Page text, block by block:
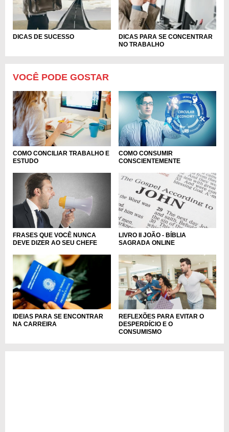
DICAS DE SUCESSO
DICAS PARA SE CONCENTRAR
NO TRABALHO
VOCÊ PODE GOSTAR
COMO CONCILIAR TRABALHO E
ESTUDO
COMO CONSUMIR
CONSCIENTEMENTE
FRASES QUE VOCÊ NUNCA
DEVE DIZER AO SEU CHEFE
LIVRO II JOÃO - BÍBLIA
SAGRADA ONLINE
IDEIAS PARA SE ENCONTRAR
NA CARREIRA
REFLEXÕES PARA EVITAR O
DESPERDÍCIO E O
CONSUMISMO